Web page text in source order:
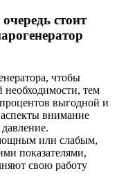
стоит
чтобы
необходимости, тем
процентов выгодной и
внимание
или слабым,
показателями,
свою работу